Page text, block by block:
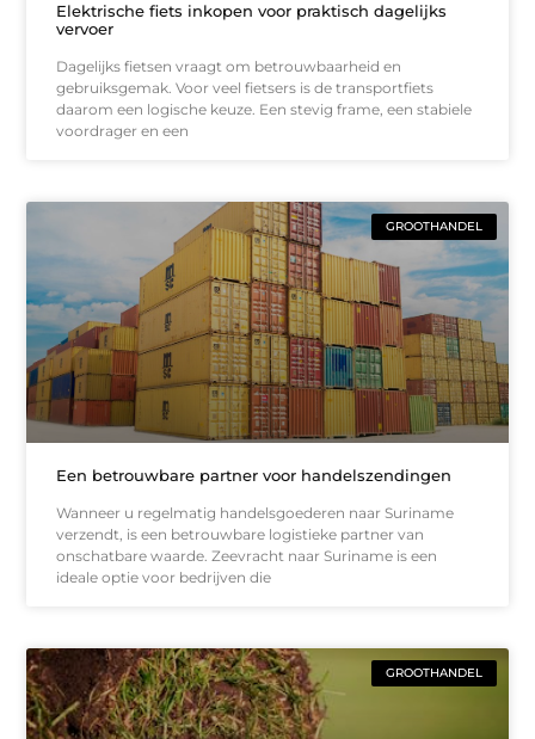
Elektrische fiets inkopen voor praktisch dagelijks
vervoer
Dagelijks fietsen vraagt om betrouwbaarheid en
gebruiksgemak. Voor veel fietsers is de transportfiets
daarom een logische keuze. Een stevig frame, een stabiele
voordrager en een
GROOTHANDEL
Een betrouwbare partner voor handelszendingen
Wanneer u regelmatig handelsgoederen naar Suriname
verzendt, is een betrouwbare logistieke partner van
onschatbare waarde. Zeevracht naar Suriname is een
ideale optie voor bedrijven die
GROOTHANDEL